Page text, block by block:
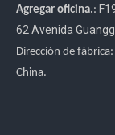
Agregar oficina.:
62 Avenida
Dirección de
China.